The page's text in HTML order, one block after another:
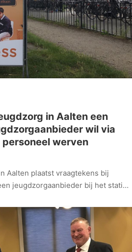
in Aalten een
wil via
werven
Aalten plaatst vraagtekens bij
jeugdzorgaanbieder bij het station